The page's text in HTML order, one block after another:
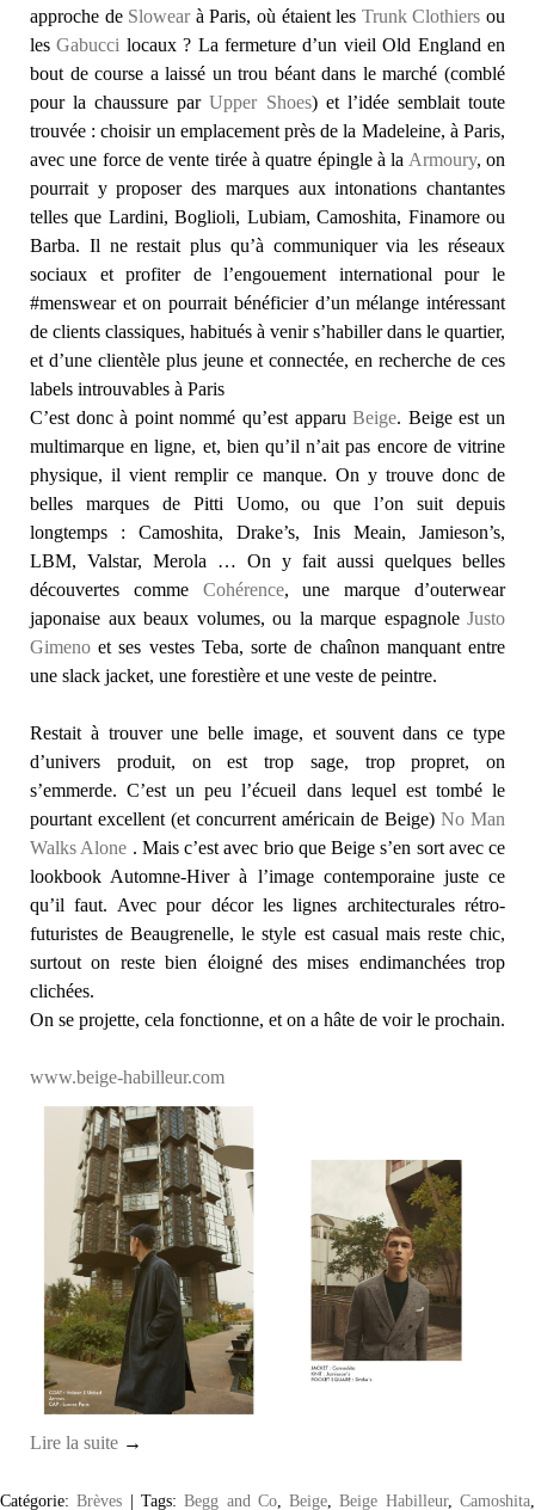
approche de Slowearà Paris, où étaient les Trunk Clothiers ou
lesGabucci locaux ? La fermeture d’un vieil Old England en
bout de course a laissé un trou béant dans le marché (comblé
pour la chaussure parUpper Shoes) et l’idée semblait toute
trouvée : choisir un emplacement près de la Madeleine, à Paris,
avec une force de vente tirée à quatre épingle à la Armoury, on
pourrait y proposer des marques aux intonations chantantes
telles que Lardini, Boglioli, Lubiam, Camoshita, Finamore ou
Barba. Il ne restait plus qu’à communiquer via les réseaux
sociaux et profiter de l’engouement international pour le
#menswear et on pourrait bénéficier d’un mélange intéressant
de clients classiques, habitués à venir s’habiller dans le quartier,
et d’une clientèle plus jeune et connectée, en recherche de ces
labels introuvables à Paris
C’est donc à point nommé qu’est apparuBeige. Beige est un
multimarque en ligne, et, bien qu’il n’ait pas encore de vitrine
physique, il vient remplir ce manque. On y trouve donc de
belles marques de Pitti Uomo, ou que l’on suit depuis
longtemps : Camoshita, Drake’s, Inis Meain, Jamieson’s,
LBM, Valstar, Merola … On y fait aussi quelques belles
découvertes comme Cohérence, une marque d’outerwear
japonaise aux beaux volumes, ou la marque espagnole Justo
Gimeno et ses vestes Teba, sorte de chaînon manquant entre
une slack jacket, une forestière et une veste de peintre.
Restait à trouver une belle image, et souvent dans ce type
d’univers produit, on est trop sage, trop propret, on
s’emmerde. C’est un peu l’écueil dans lequel est tombé le
pourtant excellent (et concurrent américain de Beige) No Man
Walks Alone . Mais c’est avec brio que Beige s’en sort avec ce
lookbook Automne-Hiver à l’image contemporaine juste ce
qu’il faut. Avec pour décor les lignes architecturales rétro-
futuristes de Beaugrenelle, le style est casual mais reste chic,
surtout on reste bien éloigné des mises endimanchées trop
clichées.
On se projette, cela fonctionne, et on a hâte de voir le prochain.
www.beige-habilleur.com
Lire la suite →
Catégorie:Brèves | Tags:Begg and Co,Beige ,Beige Habilleur,Camoshita